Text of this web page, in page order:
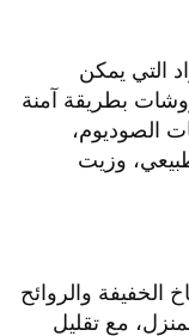
التي يمكن
بطريقة آمنة
الصوديوم،
وزيت
الخفيفة والروائح
مع تقليل